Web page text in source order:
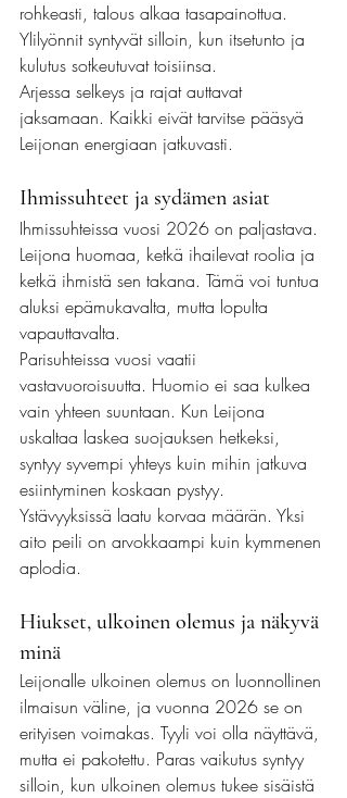
rohkeasti, talous alkaa tasapainottua.
Ylilyönnit syntyvät silloin, kun itsetunto ja
kulutus sotkeutuvat toisiinsa.
Arjessa selkeys ja rajat auttavat
jaksamaan. Kaikki eivät tarvitse pääsyä
Leijonan energiaan jatkuvasti.
Ihmissuhteet ja sydämen asiat
Ihmissuhteissa vuosi 2026 on paljastava.
Leijona huomaa, ketkä ihailevat roolia ja
ketkä ihmistä sen takana. Tämä voi tuntua
aluksi epämukavalta, mutta lopulta
vapauttavalta.
Parisuhteissa vuosi vaatii
vastavuoroisuutta. Huomio ei saa kulkea
vain yhteen suuntaan. Kun Leijona
uskaltaa laskea suojauksen hetkeksi,
syntyy syvempi yhteys kuin mihin jatkuva
esiintyminen koskaan pystyy.
Ystävyyksissä laatu korvaa määrän. Yksi
aito peili on arvokkaampi kuin kymmenen
aplodia.
Hiukset, ulkoinen olemus ja näkyvä
minä
Leijonalle ulkoinen olemus on luonnollinen
ilmaisun väline, ja vuonna 2026 se on
erityisen voimakas. Tyyli voi olla näyttävä,
mutta ei pakotettu. Paras vaikutus syntyy
silloin, kun ulkoinen olemus tukee sisäistä